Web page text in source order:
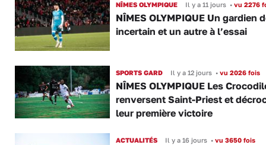
NÎMES OLYMPIQUE Il y a 11 jours •vu 2276
NÎMES OLYMPIQUE Un gardien
incertain et un autre à l’essai
SPORTS GARD Il y a 12 jours •vu 2026 fois
NÎMES OLYMPIQUE Les
renversent Saint-Priest et
leur première victoire
ACTUALITÉS Il y a 16 jours •vu 3650 fois